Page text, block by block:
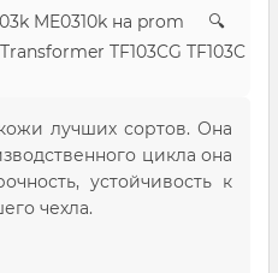
ME0310k на prom 🔍
TF103CG TF103C
лучших сортов. Она
цикла она
устойчивость к
чехла.